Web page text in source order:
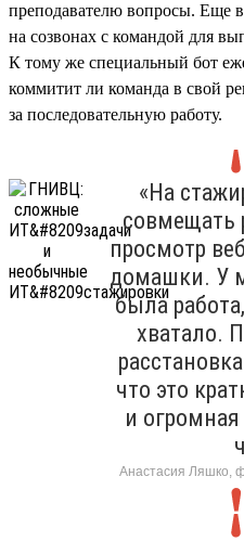
преподавателю вопросы. Еще
на созвонах с командой для
К тому же специальный бот
коммитит ли команда в свой
за последовательную работу.
«На
совмещать
просмотр
домашки. У
была
хватало.
что это
и
Анастасия Ляшко,